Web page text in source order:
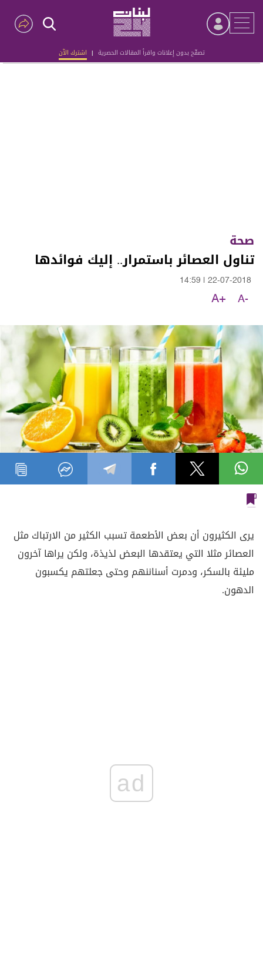
تصفّح بدون إعلانات واقرأ المقالات الحصرية | اشترك الآن
Advertisement
صحة
تناول العصائر باستمرار.. إليك فوائدها
22-07-2018
14:59
A-
A+
يرى الكثيرون أن بعض الأطعمة تسبب الكثير من الارتباك مثل
العصائر مثلا التي يعتقدها البعض لذيذة، ولكن يراها آخرون
مليئة بالسكر، ودمرت أسناننهم وحتى جعلتهم يكسبون
الدهون.
ad